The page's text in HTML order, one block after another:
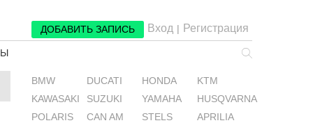
ДОБАВИТЬ ЗАПИСЬ Вход | Регистрация
BMW DUCATI HONDA
KTM
KAWASAKI
SUZUKI YAMAHA
HUSQVARNA
POLARIS
CAN AM STELS
APRILIA